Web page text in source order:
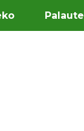
Palaute